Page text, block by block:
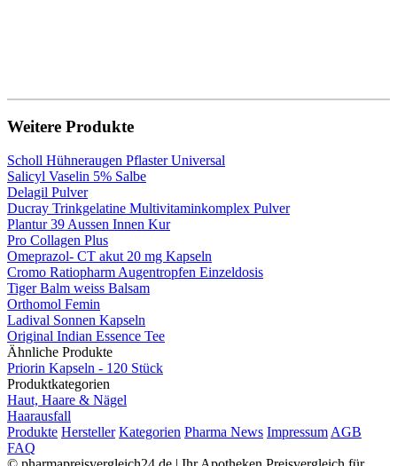
Weitere Produkte
Scholl Hühneraugen Pflaster Universal
Salicyl Vaselin 5% Salbe
Delagil Pulver
Ducray Trinkgelatine Multivitaminkomplex Pulver
Plantur 39 Aussen Innen Kur
Pro Collagen Plus
Omeprazol- CT akut 20 mg Kapseln
Cromo Ratiopharm Augentropfen Einzeldosis
Tiger Balm weiss Balsam
Orthomol Femin
Ladival Sonnen Kapseln
Original Indian Essence Tee
Ähnliche Produkte
Priorin Kapseln - 120 Stück
Produktkategorien
Haut, Haare & Nägel
Haarausfall
Produkte Hersteller Kategorien Pharma News Impressum AGB
FAQ